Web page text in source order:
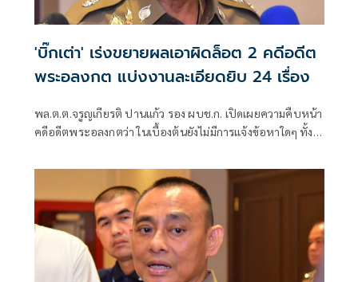
'บิ๊กเต่า' เร่งขยายผลเอาผิดล็อต 2 คดีอดีต
พระอลงกต แบ่งงานละเอียดยิบ 24 เรื่อง
พล.ต.ต.จรูญเกียรติ ปานแก้ว รอง ผบช.ก. เปิดเผยความคืบหน้า
คดีอดีตพระอลงกตว่า ในเบื้องต้นยังไม่มีการแจ้งข้อหาใดๆ ทั้ง
หรือไม่นั้นขึ้นอยู่กับการพิจารณาของพนักงานสอบสวน